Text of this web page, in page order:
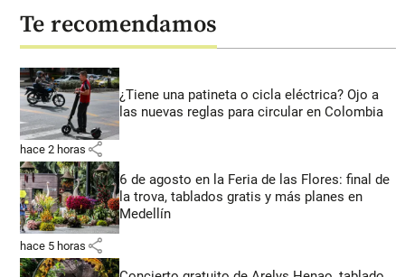
Te recomendamos
¿Tiene una patineta o cicla eléctrica? Ojo a
las nuevas reglas para circular en Colombia
hace 2 horas share
6 de agosto en la Feria de las Flores: final de
la trova, tablados gratis y más planes en
Medellín
hace 5 horas share